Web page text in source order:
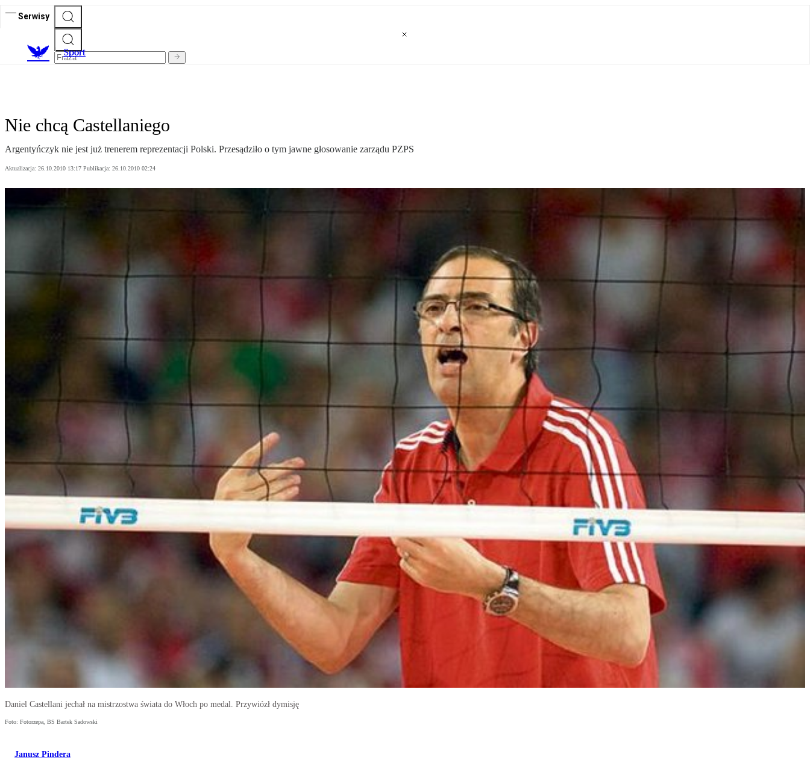
Serwisy
Sport
Nie chcą Castellaniego
Argentyńczyk nie jest już trenerem reprezentacji Polski. Przesądziło o tym jawne głosowanie zarządu PZPS
Aktualizacja: 26.10.2010 13:17 Publikacja: 26.10.2010 02:24
Daniel Castellani jechał na mistrzostwa świata do Włoch po medal. Przywiózł dymisję
Foto: Fotorzepa, BS Bartek Sadowski
Janusz Pindera